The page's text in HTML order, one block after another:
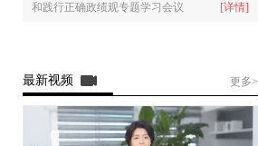
和践行正确政绩观专题学习会议
[详情]
更多>
最新视频